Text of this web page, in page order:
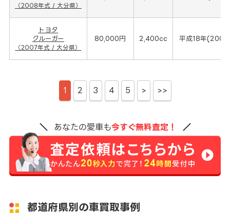
（2008年式 / 大分県）
トヨタ
クルーガー
（2007年式 / 大分県）
80,000円 2,400cc 平成18年(2007
1 2 3 4 5 > >>
あなたの愛車も今すぐ無料査定！
都道府県別の車買取事例